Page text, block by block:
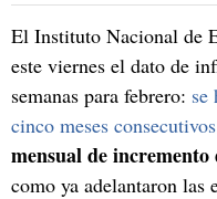
El Instituto Nacional de
este viernes el dato de
semanas para febrero: se
cinco meses
mensual de
como ya adelantaron las